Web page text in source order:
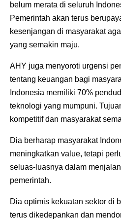
belum merata di seluruh
Pemerintah akan terus
kesenjangan di masyarakat
yang semakin maju.
AHY juga menyoroti urgensi
tentang keuangan bagi
Indonesia memiliki 70%
teknologi yang mumpuni.
kompetitif dan masyarakat
Dia berharap masyarakat
meningkatkan value, tetapi
seluas-luasnya dalam
pemerintah.
Dia optimis kekuatan sektor di
terus dikedepankan dan